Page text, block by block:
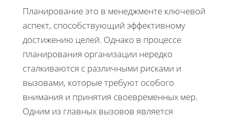
Планирование это в менеджменте ключевой
аспект, способствующий эффективному
достижению целей. Однако в процессе
планирования организации нередко
сталкиваются с различными рисками и
вызовами, которые требуют особого
внимания и принятия своевременных мер.
Одним из главных вызовов является